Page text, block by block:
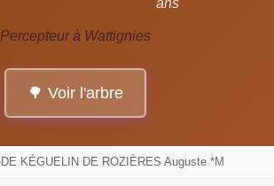
ans
Percepteur à Wattignies
🌳 Voir l'arbre
DE KÉGUELIN DE ROZIÈRES Auguste *M